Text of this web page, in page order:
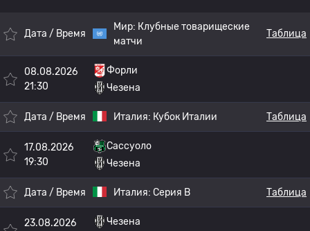
Дата / Время
Мир: Клубные товарищеские
матчи
Таблица
08.08.2026
21:30
Форли
Чезена
Дата / Время Италия: Кубок Италии Таблица
17.08.2026
19:30
Сассуоло
Чезена
Дата / Время Италия: Серия B Таблица
23.08.2026
Чезена